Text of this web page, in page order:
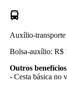
Auxílio-transporte
Bolsa-auxílio: R$
Outros
- Cesta básica no